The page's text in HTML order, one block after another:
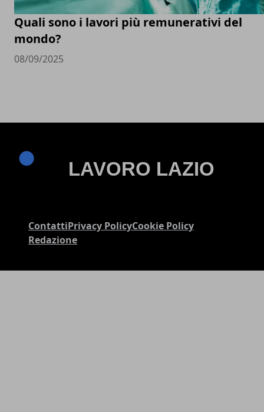
Quali sono i lavori più remunerativi del
mondo?
08/09/2025
ContattiPrivacy PolicyCookie Policy
Redazione